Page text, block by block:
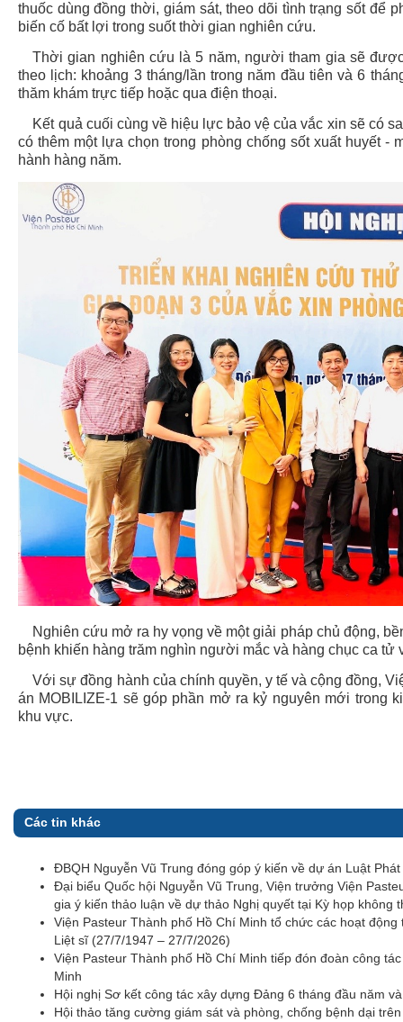
thuốc dùng đồng thời, giám sát, theo dõi tình trạng sốt để
biến cố bất lợi trong suốt thời gian nghiên cứu.
Thời gian nghiên cứu là 5 năm, người tham gia sẽ
theo lịch: khoảng 3 tháng/lần trong năm đầu tiên và 6
thăm khám trực tiếp hoặc qua điện thoại.
Kết quả cuối cùng về hiệu lực bảo vệ của vắc xin sẽ có
có thêm một lựa chọn trong phòng chống sốt xuất huyết -
hành hàng năm.
Nghiên cứu mở ra hy vọng về một giải pháp chủ động,
bệnh khiến hàng trăm nghìn người mắc và hàng chục ca tử
Với sự đồng hành của chính quyền, y tế và cộng đồng,
án MOBILIZE-1 sẽ góp phần mở ra kỷ nguyên mới trong
khu vực.
Các tin khác
ĐBQH Nguyễn Vũ Trung đóng góp ý kiến về dự án Luật
Đại biểu Quốc hội Nguyễn Vũ Trung, Viện trưởng Viện
gia ý kiến thảo luận về dự thảo Nghị quyết tại Kỳ họp không
Viện Pasteur Thành phố Hồ Chí Minh tổ chức các hoạt
Liệt sĩ (27/7/1947 – 27/7/2026)
Viện Pasteur Thành phố Hồ Chí Minh tiếp đón đoàn công
Minh
Hội nghị Sơ kết công tác xây dựng Đảng 6 tháng đầu năm
Hội thảo tăng cường giám sát và phòng, chống bệnh dại